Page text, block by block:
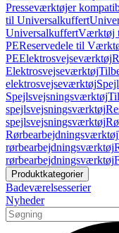
Presseværktøjer
til Universalkuffert
UniversalkuffertVærktøj
PEReservedele til
PEElektrosvejseværktøj
Elektrosvejseværktøj
elektrosvejseværktøj
Spejlsvejsningsværktøj
spejlsvejsningsværktøj
spejlsvejsningsværktøj
Rørbearbejdningsværktøj
rørbearbejdningsværktøj
rørbearbejdningsværktøj
Produktkategorier
Badeværelsesserier
Nyheder